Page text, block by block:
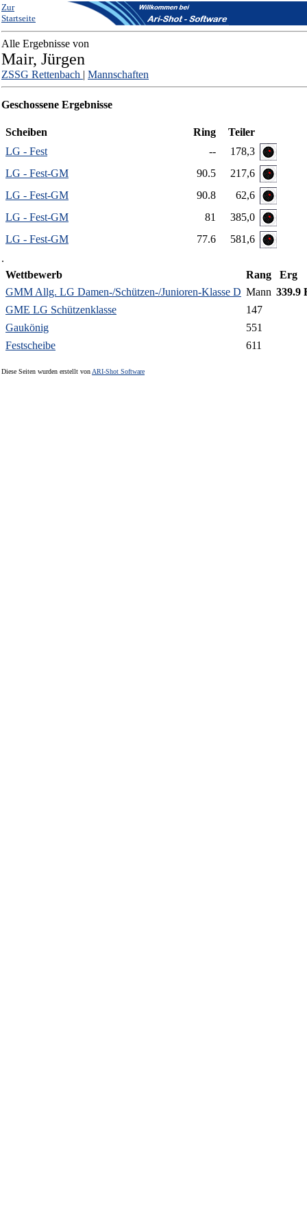
Zur
Startseite
Alle Ergebnisse von
Mair, Jürgen
ZSSG Rettenbach | Mannschaften
Geschossene Ergebnisse
Scheiben Ring
Teiler
LG - Fest
--
178,3
LG - Fest-GM
90.5
217,6
LG - Fest-GM
90.8
62,6
LG - Fest-GM
81
385,0
LG - Fest-GM
77.6
581,6
.
Wettbewerb
Rang
Erg
GMM Allg. LG Damen-/Schützen-/Junioren-Klasse D Mann 339.9
GME LG Schützenklasse
147
Gaukönig
551
Festscheibe
611
Diese Seiten wurden erstellt von ARI-Shot Software